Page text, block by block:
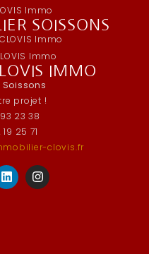
Immo
SOISSONS
Immo
Immo
IMMO
Soissons
projet !
23 38
25 71
clovis.fr